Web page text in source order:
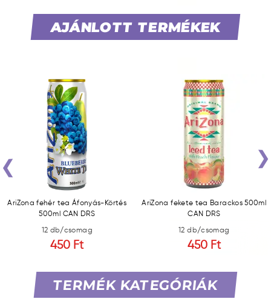
AJÁNLOTT TERMÉKEK
AriZona fehér tea Áfonyás-Körtés
500ml CAN DRS
12 db/csomag
450 Ft
AriZona fekete tea Barackos 500ml
CAN DRS
12 db/csomag
450 Ft
‹ ›
TERMÉK KATEGÓRIÁK